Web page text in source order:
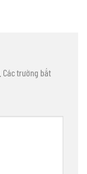
Các trường bắt